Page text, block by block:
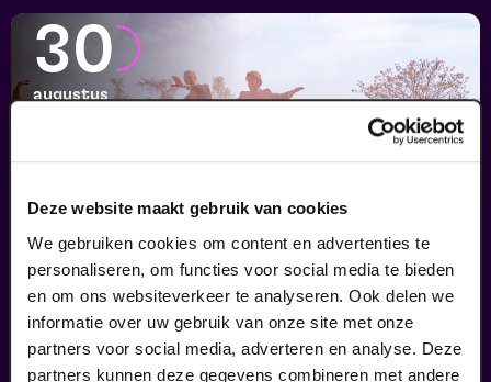
Deze website maakt gebruik van cookies
We gebruiken cookies om content en advertenties te
personaliseren, om functies voor social media te bieden
en om ons websiteverkeer te analyseren. Ook delen we
informatie over uw gebruik van onze site met onze
partners voor social media, adverteren en analyse. Deze
partners kunnen deze gegevens combineren met andere
30
augustus
Passiespelen Tegelen
Kruisig mij